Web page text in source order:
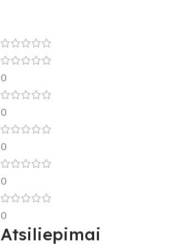
0
0
0
0
0
Atsiliepimai